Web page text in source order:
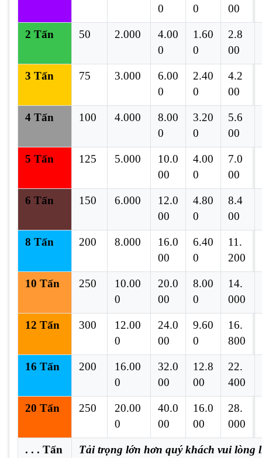
0
0
00
2 Tấn 50 2.000
4.00
0
1.60
0
2.8
00
3 Tấn 75 3.000
6.00
0
2.40
0
4.2
00
4 Tấn 100 4.000
8.00
0
3.20
0
5.6
00
5 Tấn 125 5.000
10.0
00
4.00
0
7.0
00
6 Tấn 150 6.000
12.0
00
4.80
0
8.4
00
8 Tấn 200 8.000
16.0
00
6.40
0
11.
200
10 Tấn 250
10.00
0
20.0
00
8.00
0
14.
000
12 Tấn 300
12.00
0
24.0
00
9.60
0
16.
800
16 Tấn 200
16.00
0
32.0
00
12.8
00
22.
400
20 Tấn 250
20.00
0
40.0
00
16.0
00
28.
000
. . . Tấn
Tải trọng lớn hơn quý khách vui lòng